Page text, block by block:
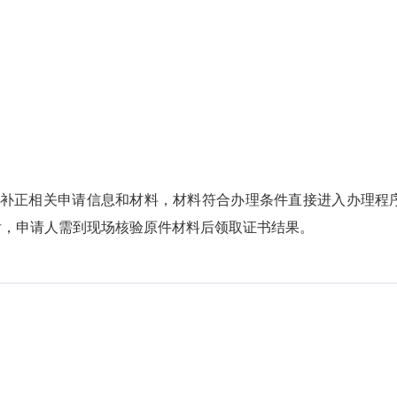
正相关申请信息和材料，材料符合办理条件直接进入办理程
申请人需到现场核验原件材料后领取证书结果。